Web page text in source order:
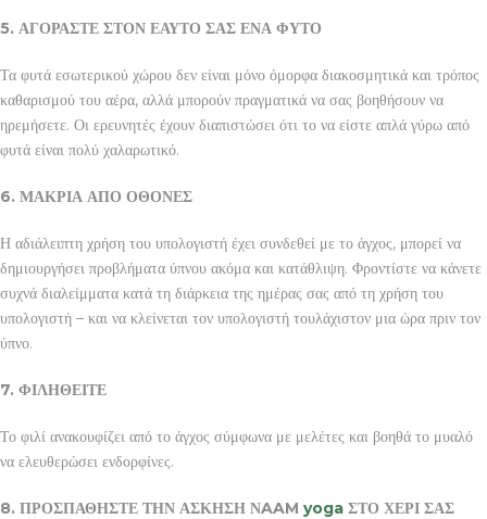
5. ΑΓΟΡΑΣΤΕ ΣΤΟΝ ΕΑΥΤΟ ΣΑΣ ΕΝΑ ΦΥΤΟ
Τα φυτά εσωτερικού χώρου δεν είναι μόνο όμορφα διακοσμητικά και τρόπος
καθαρισμού του αέρα, αλλά μπορούν πραγματικά να σας βοηθήσουν να
ηρεμήσετε. Οι ερευνητές έχουν διαπιστώσει ότι το να είστε απλά γύρω από
φυτά είναι πολύ χαλαρωτικό.
6. ΜΑΚΡΙΑ ΑΠΟ ΟΘΟΝΕΣ
Η αδιάλειπτη χρήση του υπολογιστή έχει συνδεθεί με το άγχος, μπορεί να
δημιουργήσει προβλήματα ύπνου ακόμα και κατάθλιψη. Φροντίστε να κάνετε
συχνά διαλείμματα κατά τη διάρκεια της ημέρας σας από τη χρήση του
υπολογιστή – και να κλείνεται τον υπολογιστή τουλάχιστον μια ώρα πριν τον
ύπνο.
7. ΦΙΛΗΘΕΙΤΕ
Το φιλί ανακουφίζει από το άγχος σύμφωνα με μελέτες και βοηθά το μυαλό
να ελευθερώσει ενδορφίνες.
8. ΠΡΟΣΠΑΘΗΣΤΕ ΤΗΝ ΑΣΚΗΣΗ ΝAAM yoga ΣΤΟ ΧΕΡΙ ΣΑΣ